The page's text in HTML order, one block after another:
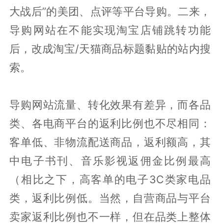
大战后”的美团、点评等平台导购。二来，
导购网站在不能实现淘宝店铺跳转功能
后，改成淘宝/天猫商品标题黏贴的站内搜
索。
导购网站流量、转化效果有差异，而各品
类、各电商平台的返利比例也不尽相同：
客单低、非物流配送商品，返利额高，其
中电子书刊、音乐影视返佣金比例最高
（相比之下，高客单的电子3C类家电品
类，返利比例低。当然，自营商品与平台
卖家返利比例也不一样，但在品类上整体